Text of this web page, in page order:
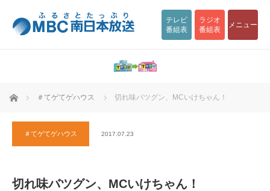
テレビ
番組表
ラジオ
番組表
メニュー
ホーム ＃てゲてゲハウス 切れ味バツグン、MCいけちゃん！
＃てゲてゲハウス 2017.07.23
切れ味バツグン、MCいけちゃん！